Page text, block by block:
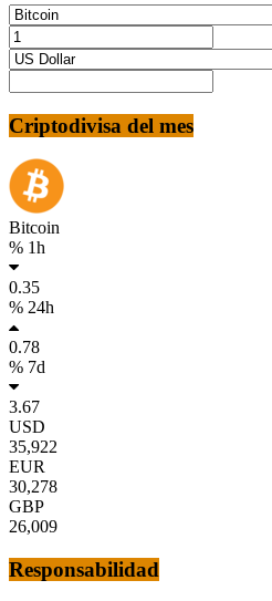
Criptodivisa del mes
Bitcoin
% 1h
0.35
% 24h
0.78
% 7d
3.67
USD
35,922
EUR
30,278
GBP
26,009
Responsabilidad